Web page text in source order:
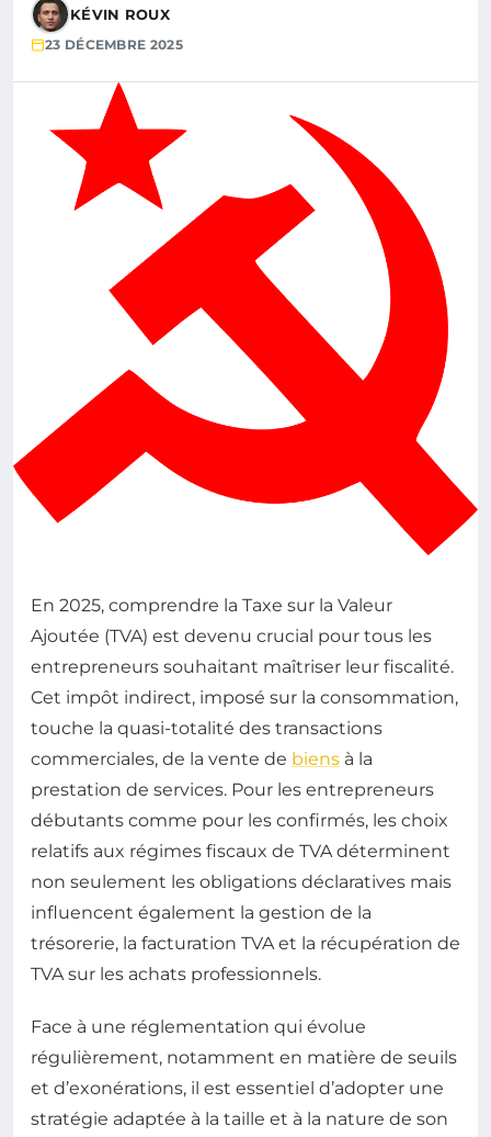
KÉVIN ROUX
23 DÉCEMBRE 2025
En 2025, comprendre la Taxe sur la Valeur
Ajoutée (TVA) est devenu crucial pour tous les
entrepreneurs souhaitant maîtriser leur fiscalité.
Cet impôt indirect, imposé sur la consommation,
touche la quasi-totalité des transactions
commerciales, de la vente de biens à la
prestation de services. Pour les entrepreneurs
débutants comme pour les confirmés, les choix
relatifs aux régimes fiscaux de TVA déterminent
non seulement les obligations déclaratives mais
influencent également la gestion de la
trésorerie, la facturation TVA et la récupération de
TVA sur les achats professionnels.
Face à une réglementation qui évolue
régulièrement, notamment en matière de seuils
et d’exonérations, il est essentiel d’adopter une
stratégie adaptée à la taille et à la nature de son